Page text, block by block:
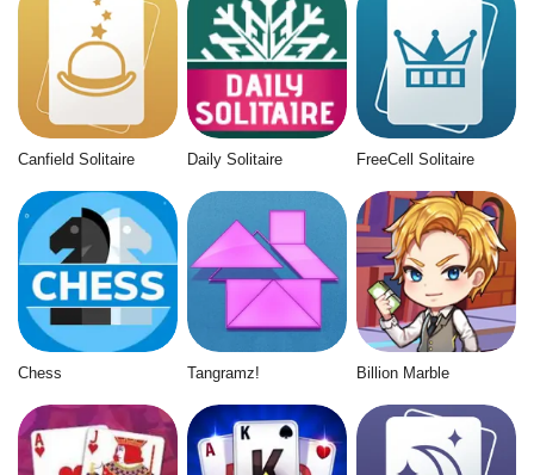
Canfield Solitaire Daily Solitaire FreeCell Solitaire
Chess Tangramz! Billion Marble